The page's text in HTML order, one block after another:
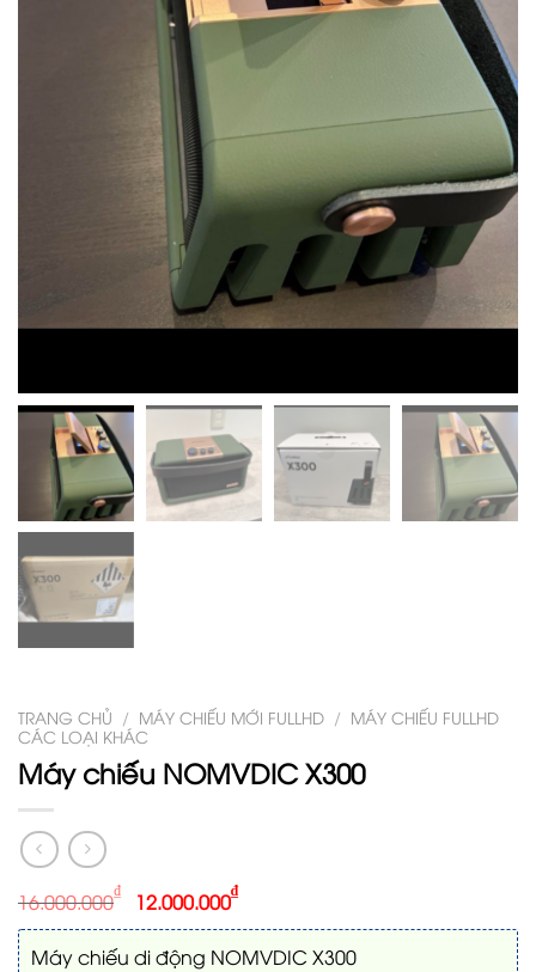
TRANG CHỦ / MÁY CHIẾU MỚI FULLHD / MÁY CHIẾU FULLHD
CÁC LOẠI KHÁC
Máy chiếu NOMVDIC X300
16.000.000₫ 12.000.000₫
Máy chiếu di động NOMVDIC X300